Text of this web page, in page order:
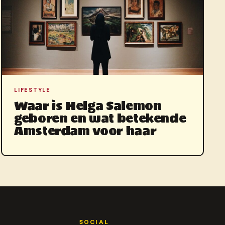
LIFESTYLE
Waar is Helga Salemon
geboren en wat betekende
Amsterdam voor haar
SOCIAL